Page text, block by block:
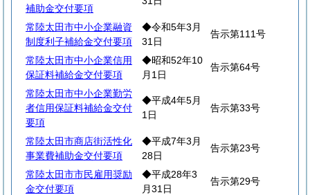
補助金交付要項
常陸太田市中小企業融資
制度利子補給金交付要項
◆令和5年3月
31日
告示第111号
常陸太田市中小企業信用
保証料補給金交付要項
◆昭和52年10
月1日
告示第64号
常陸太田市中小企業勤労
者信用保証料補給金交付
要項
◆平成4年5月
1日
告示第33号
常陸太田市商店街活性化
事業費補助金交付要項
◆平成7年3月
28日
告示第23号
常陸太田市市民雇用奨励
金交付要項
◆平成28年3
月31日
告示第29号